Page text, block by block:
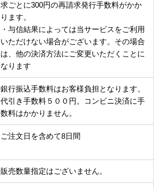
求ごとに300円の再請求発行手数料がかか
ります。
・与信結果によっては当サービスをご利用
いただけない場合がございます。その場合
は、他の決済方法にご変更いただくことに
なります
銀行振込手数料はお客様負担となります。
代引き手数料５００円。コンビニ決済に手
数料はかかりません。
ご注文日を含めて8日間
販売数量指定はございません。